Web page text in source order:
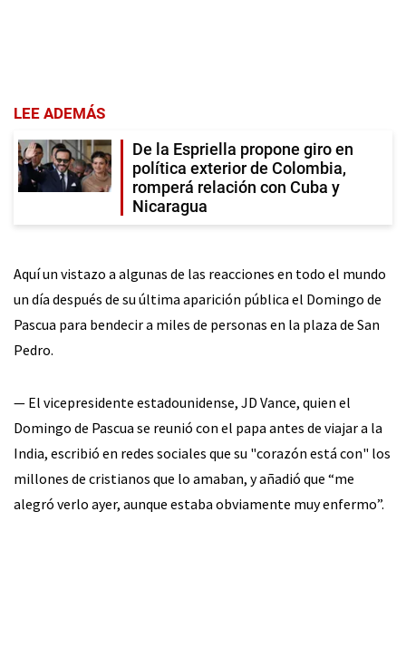
LEE ADEMÁS
De la Espriella propone giro en
política exterior de Colombia,
romperá relación con Cuba y
Nicaragua
Aquí un vistazo a algunas de las reacciones en todo el mundo
un día después de su última aparición pública el Domingo de
Pascua para bendecir a miles de personas en la plaza de San
Pedro.
— El vicepresidente estadounidense, JD Vance, quien el
Domingo de Pascua se reunió con el papa antes de viajar a la
India, escribió en redes sociales que su "corazón está con" los
millones de cristianos que lo amaban, y añadió que “me
alegró verlo ayer, aunque estaba obviamente muy enfermo”.